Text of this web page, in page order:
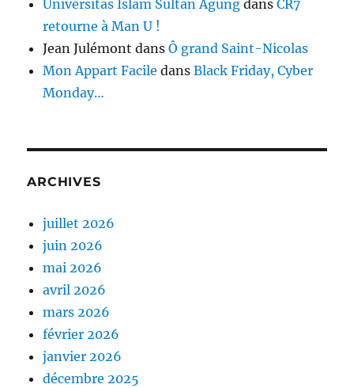
Universitas Islam Sultan Agung dansCR7
retourne à Man U !
Jean Julémont dansÔ grand Saint-Nicolas
Mon Appart Facile dansBlack Friday, Cyber
Monday…
ARCHIVES
juillet 2026
juin 2026
mai 2026
avril 2026
mars 2026
février 2026
janvier 2026
décembre 2025